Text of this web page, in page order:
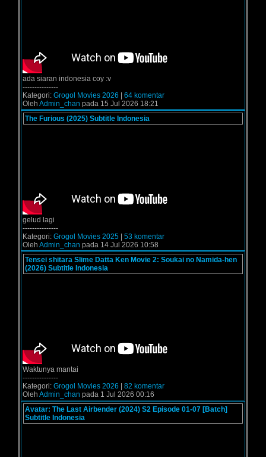
ada siaran indonesia coy :v
---------------
Kategori: Grogol Movies 2026
64 komentar
Oleh Admin_chan pada 15 Jul 2026 18:21
The Furious (2025) Subtitle Indonesia
gelud lagi
---------------
Kategori: Grogol Movies 2025
53 komentar
Oleh Admin_chan pada 14 Jul 2026 10:58
Tensei shitara Slime Datta Ken Movie 2: Soukai no Namida-hen
(2026) Subtitle Indonesia
Waktunya mantai
---------------
Kategori: Grogol Movies 2026
82 komentar
Oleh Admin_chan pada 1 Jul 2026 00:16
Avatar: The Last Airbender (2024) S2 Episode 01-07 [Batch]
Subtitle Indonesia